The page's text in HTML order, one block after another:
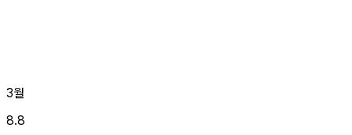
3월
8.8